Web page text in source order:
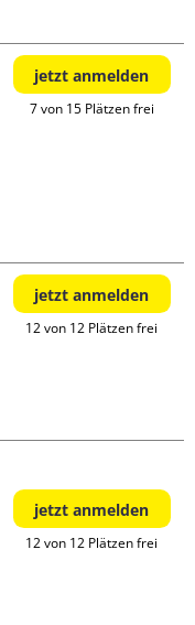
jetzt anmelden
7 von 15 Plätzen frei
jetzt anmelden
12 von 12 Plätzen frei
jetzt anmelden
12 von 12 Plätzen frei